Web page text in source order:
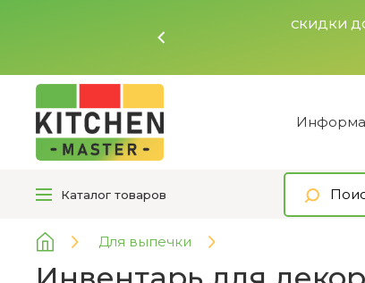
Каталог товаров
Для выпечки